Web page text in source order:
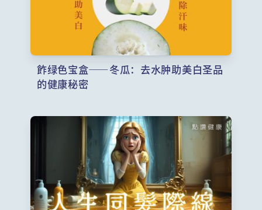
飵绿色宝盒——冬瓜：去水肿助美白圣品
的健康秘密